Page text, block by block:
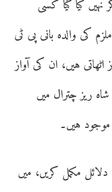
کیا گیا کسی
کی والدہ بانی پی ٹی
ہیں، ان کی آواز
ریز چترال میں
ہیں۔
مکمل کریں، میں